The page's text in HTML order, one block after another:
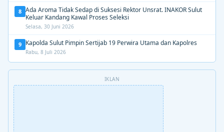
8 Ada Aroma Tidak Sedap di Suksesi Rektor Unsrat. INAKOR Sulut
Keluar Kandang Kawal Proses Seleksi
Selasa, 30 Juni 2026
9 Kapolda Sulut Pimpin Sertijab 19 Perwira Utama dan Kapolres
Rabu, 8 Juli 2026
IKLAN